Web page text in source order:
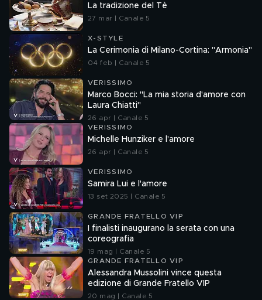
La tradizione del Tè
27 mar | Canale 5
X-STYLE
La Cerimonia di Milano-Cortina: "Armonia"
04 feb | Canale 5
VERISSIMO
Marco Bocci: "La mia storia d'amore con
Laura Chiatti"
26 apr | Canale 5
VERISSIMO
Michelle Hunziker e l'amore
26 apr | Canale 5
VERISSIMO
Samira Lui e l'amore
13 set 2025 | Canale 5
GRANDE FRATELLO VIP
I finalisti inaugurano la serata con una
coreografia
19 mag | Canale 5
GRANDE FRATELLO VIP
Alessandra Mussolini vince questa
edizione di Grande Fratello VIP
20 mag | Canale 5